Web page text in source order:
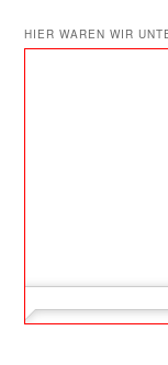
HIER WAREN WIR